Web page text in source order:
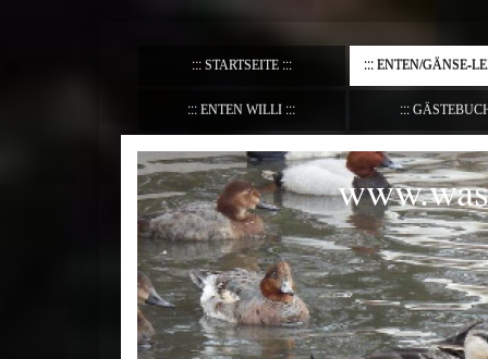
STARTSEITE ENTEN/GÄNSE-
ENTEN WILLI